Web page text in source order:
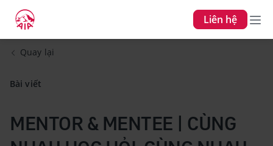
Liên hệ
Quay lại
Bài viết
MENTOR & MENTEE | CÙNG